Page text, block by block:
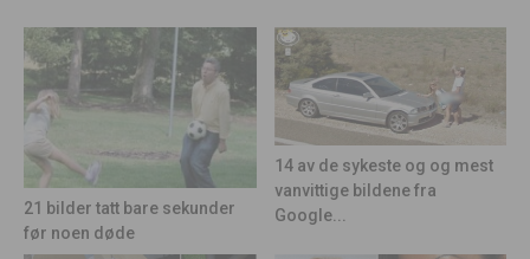
21 bilder tatt bare sekunder
før noen døde
14 av de sykeste og og mest
vanvittige bildene fra
Google...